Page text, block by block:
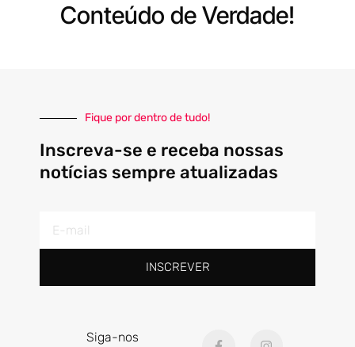
Conteúdo de Verdade!
Fique por dentro de tudo!
Inscreva-se e receba nossas
notícias sempre atualizadas
mail
INSCREVER
Siga-nos